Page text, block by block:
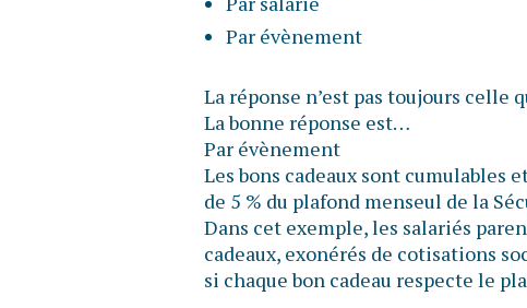
Par évènement
La réponse n’est pas toujours celle
La bonne réponse est…
Par évènement
Les bons cadeaux sont cumulables
de 5 % du plafond menseul de la
Dans cet exemple, les salariés
cadeaux, exonérés de cotisations
si chaque bon cadeau respecte le